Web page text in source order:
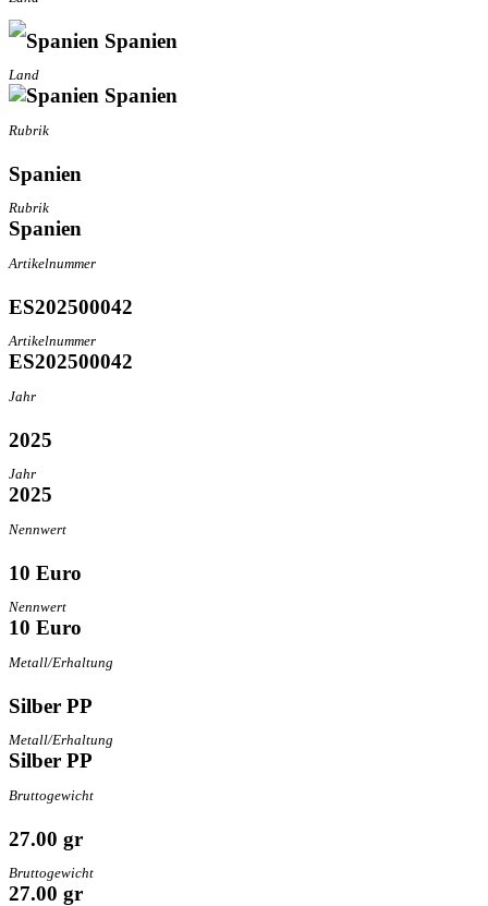
Spanien
Land
Spanien
Rubrik
Spanien
Rubrik
Spanien
Artikelnummer
ES202500042
Artikelnummer
ES202500042
Jahr
2025
Jahr
2025
Nennwert
10 Euro
Nennwert
10 Euro
Metall/Erhaltung
Silber PP
Metall/Erhaltung
Silber PP
Bruttogewicht
27.00 gr
Bruttogewicht
27.00 gr